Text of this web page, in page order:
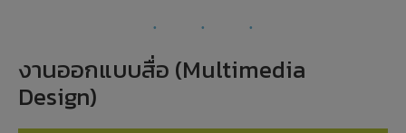
งานออกแบบสื่อ (Multimedia
Design)